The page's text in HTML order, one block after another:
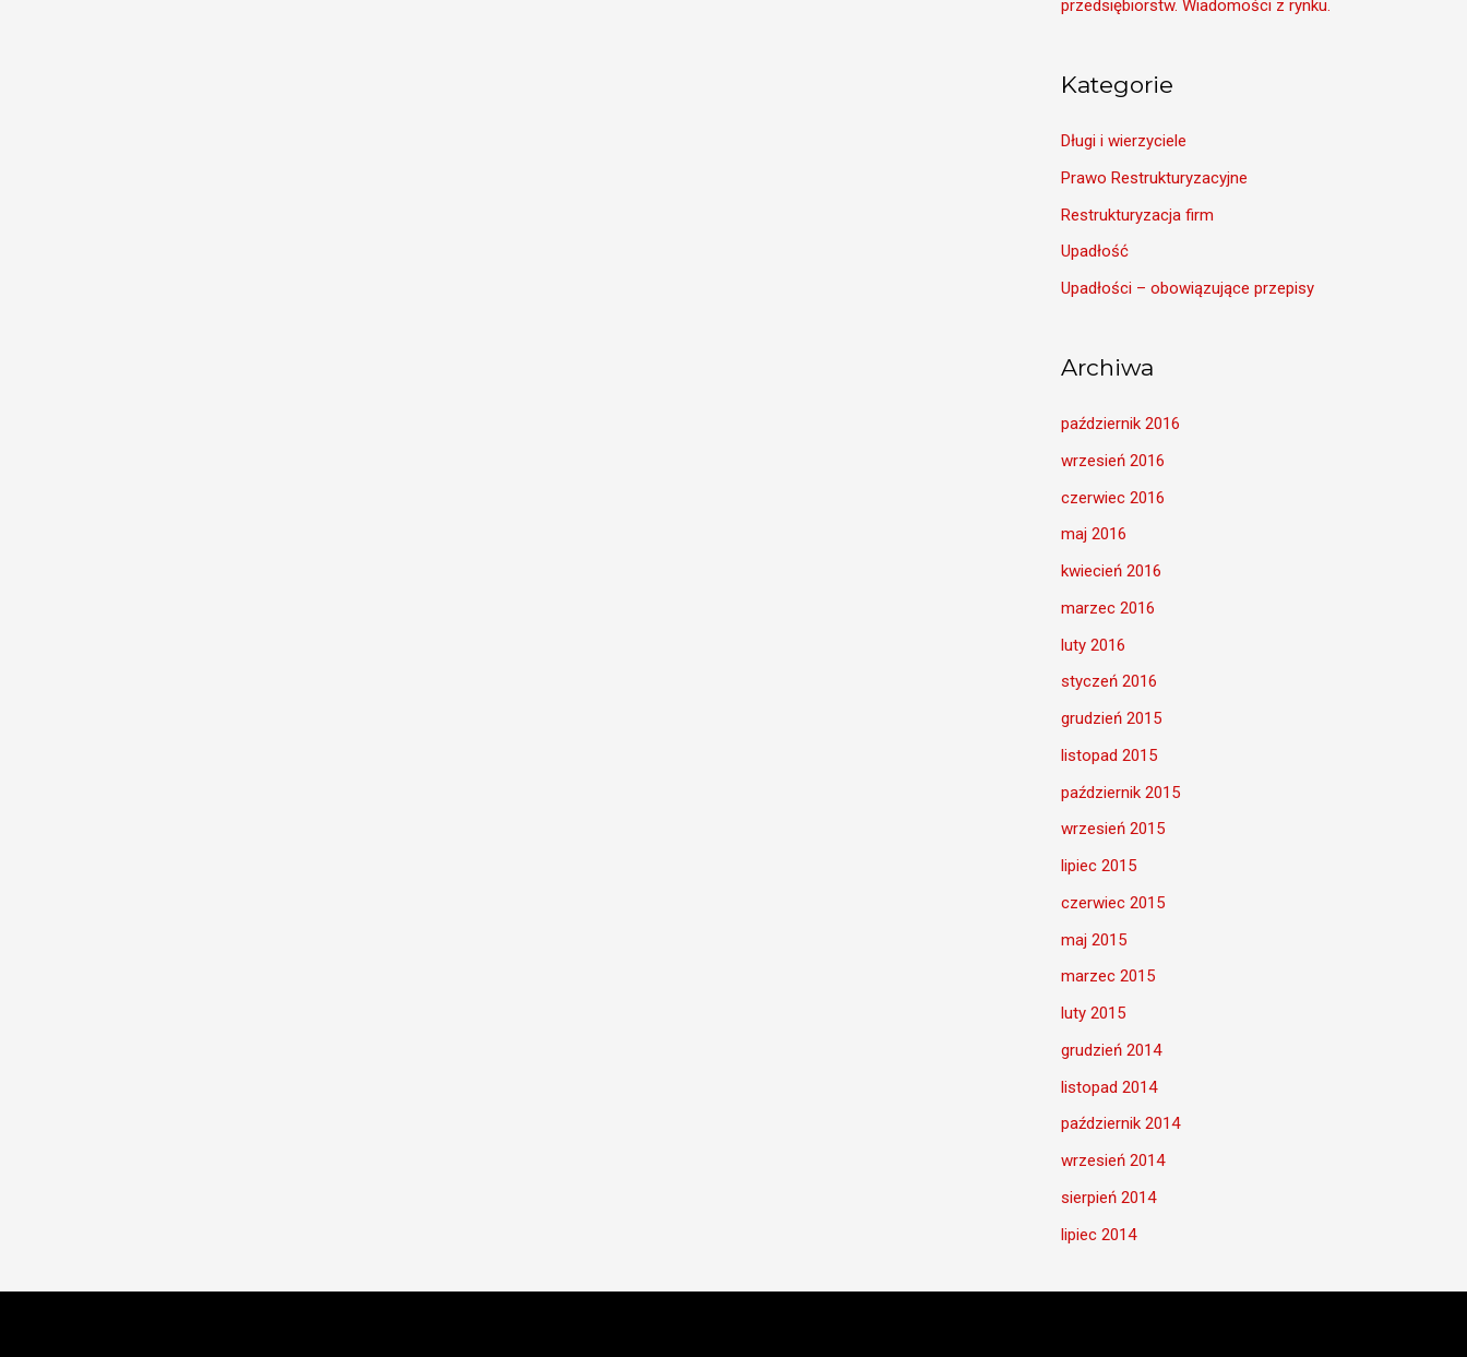
przedsiębiorstw. Wiadomości z rynku.
Kategorie
Długi i wierzyciele
Prawo Restrukturyzacyjne
Restrukturyzacja firm
Upadłość
Upadłości – obowiązujące przepisy
Archiwa
październik 2016
wrzesień 2016
czerwiec 2016
maj 2016
kwiecień 2016
marzec 2016
luty 2016
styczeń 2016
grudzień 2015
listopad 2015
październik 2015
wrzesień 2015
lipiec 2015
czerwiec 2015
maj 2015
marzec 2015
luty 2015
grudzień 2014
listopad 2014
październik 2014
wrzesień 2014
sierpień 2014
lipiec 2014